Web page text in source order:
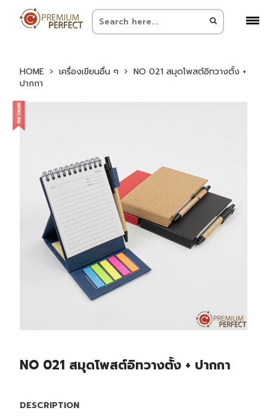
HOME เครื่องเขียนอื่น ๆ
NO 021 สมุดโพสต์อิทวางตั้ง +
ปากกา
NO 021 สมุดโพสต์อิทวางตั้ง + ปากกา
DESCRIPTION